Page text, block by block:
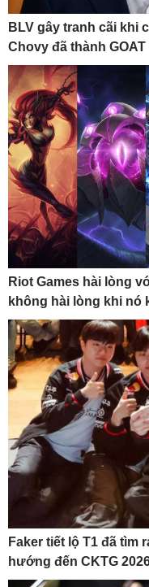
BLV gây tranh cãi khi
Chovy đã thành GOAT
Riot Games hài lòng
không hài lòng khi nó
Faker tiết lộ T1 đã tìm
hướng đến CKTG